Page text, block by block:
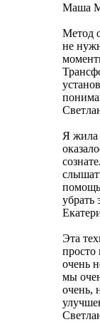
Маша
Метод
не
Я жила
убрать
Эта
очень
мы
очень,